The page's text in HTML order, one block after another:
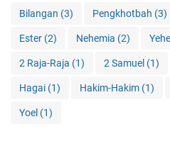
Bilangan (3) Pengkhotbah (3)
Ester (2) Nehemia (2)
2 Raja-Raja (1) 2 Samuel (1)
Hagai (1) Hakim-Hakim (1)
Yoel (1)